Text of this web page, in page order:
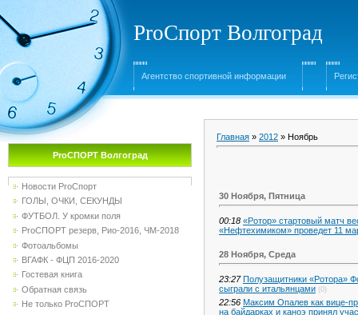
ProСпорт Волгоград
Агентство спортивной информации
ProСПОРТ Волгоград
Новости ProСпорт
ГОЛЫ, ОЧКИ, СЕКУНДЫ
ФУТБОЛ. У кромки поля
ProСПОРТ резерв, Рио-2016, ЧМ-2018
Фотоальбомы
ВГАФК - ФЦП 2016-2020
Гостевая книга
Обратная связь
Не только ProСПОРТ
Главная » 2012 » Ноябрь
30 Ноября, Пятница
00:18 «Ротор» стартовый матч
«Нефтехимиком» проведет 11
28 Ноября, Среда
23:27 Полузащитники «Ротора»
сыграли с итальянцами (0)
22:56 Максим Опалев как вице-
на байдарках и каноэ принял